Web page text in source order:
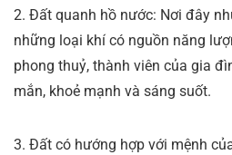
2. Đất quanh hồ nước: Nơi đây
những loại khí có nguồn năng
phong thuỷ, thành viên của gia
mắn, khoẻ mạnh và sáng suốt.
3. Đất có hướng hợp với mệnh